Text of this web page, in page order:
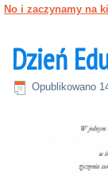
No i zaczynamy na
Dzień
Opublikowano